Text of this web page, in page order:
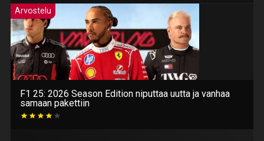
Arvostelu
F1 25: 2026 Season Edition niputtaa uutta ja vanhaa
samaan pakettiin